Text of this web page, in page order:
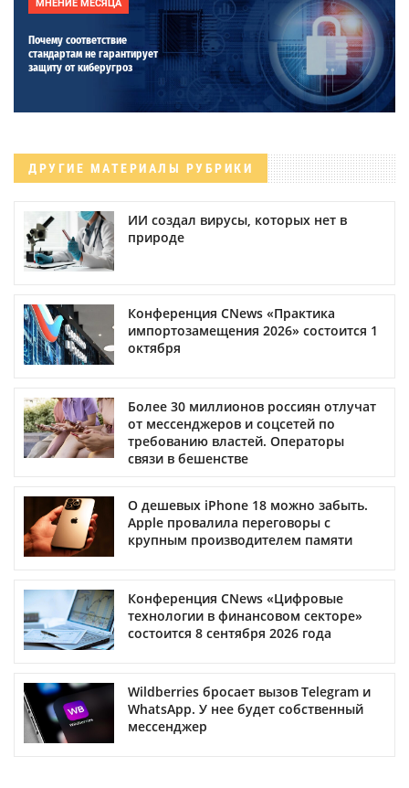
МНЕНИЕ МЕСЯЦА
Почему соответствие
стандартам не гарантирует
защиту от киберугроз
ДРУГИЕ МАТЕРИАЛЫ РУБРИКИ
ИИ создал вирусы, которых нет в
природе
Конференция CNews «Практика
импортозамещения 2026» состоится 1
октября
Более 30 миллионов россиян отлучат
от мессенджеров и соцсетей по
требованию властей. Операторы
связи в бешенстве
О дешевых iPhone 18 можно забыть.
Apple провалила переговоры с
крупным производителем памяти
Конференция CNews «Цифровые
технологии в финансовом секторе»
состоится 8 сентября 2026 года
Wildberries бросает вызов Telegram и
WhatsApp. У нее будет собственный
мессенджер